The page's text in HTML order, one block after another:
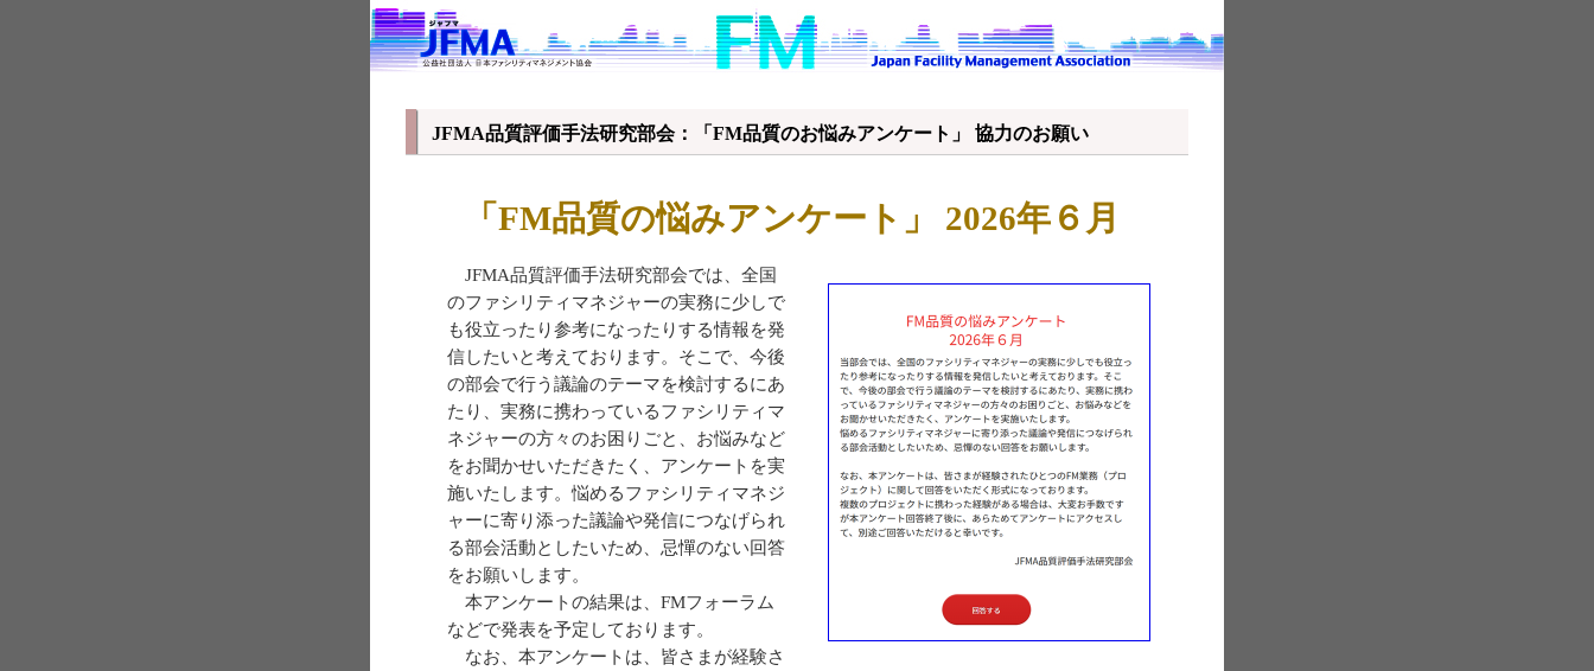
JFMA品質評価手法研究部会：「FM品質のお悩みアンケート」 協力のお願い
「FM品質の悩みアンケート」 2026年６月
JFMA品質評価手法研究部会では、全国
のファシリティマネジャーの実務に少しで
も役立ったり参考になったりする情報を発
信したいと考えております。そこで、今後
の部会で行う議論のテーマを検討するにあ
たり、実務に携わっているファシリティマ
ネジャーの方々のお困りごと、お悩みなど
をお聞かせいただきたく、アンケートを実
施いたします。悩めるファシリティマネジ
ャーに寄り添った議論や発信につなげられ
る部会活動としたいため、忌憚のない回答
をお願いします。
本アンケートの結果は、FMフォーラム
などで発表を予定しております。
なお、本アンケートは、皆さまが経験さ